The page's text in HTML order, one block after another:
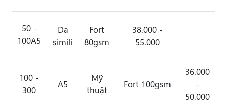
50 -
100A5
Da
simili
Fort
80gsm
38.000 -
55.000
100 -
300
A5
Mỹ
thuật
Fort 100gsm
36.000
-
50.000